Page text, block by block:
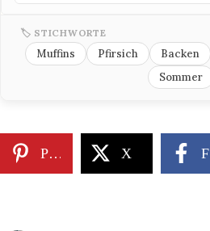
🏷 STICHWORTE
Muffins Pfirsich Backen
Sommer
Pinterest X